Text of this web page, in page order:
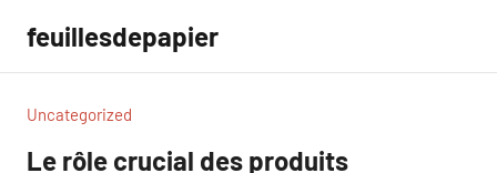
contenu
feuillesdepapier
Uncategorized
Le rôle crucial des produits